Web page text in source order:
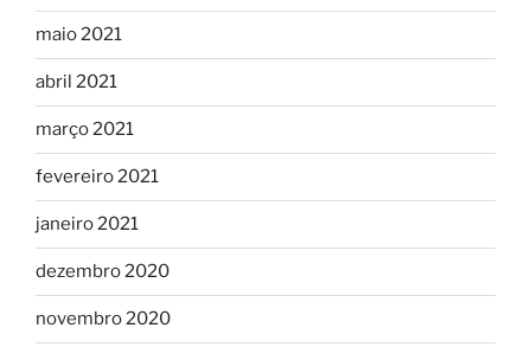
maio 2021
abril 2021
março 2021
fevereiro 2021
janeiro 2021
dezembro 2020
novembro 2020